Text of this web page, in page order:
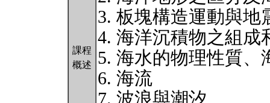
課程
概述
3. 板塊構造運動與地
4. 海洋沉積物之組成
5. 海水的物理性質、
6. 海流
7. 波浪與潮汐